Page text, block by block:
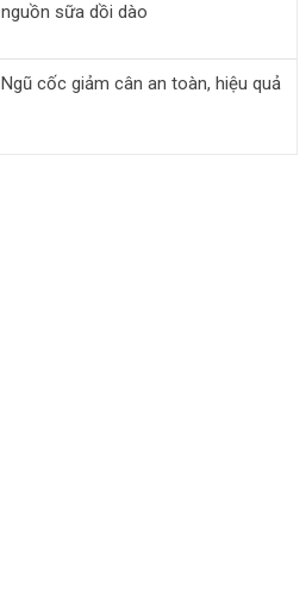
nguồn sữa dồi dào
Ngũ cốc giảm cân an toàn, hiệu quả